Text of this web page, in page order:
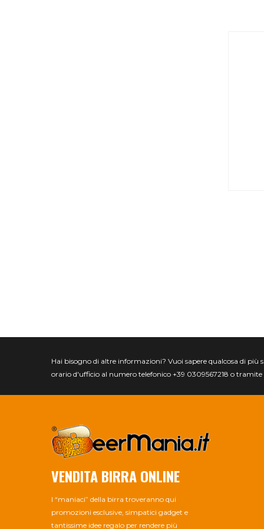
Hai bisogno di altre informazioni? Vuoi sapere qualcosa di più
orario d'ufficio al numero telefonico +39 0309567218 o
VENDITA BIRRA ONLINE
I “maniaci” della birra troveranno qui
promozioni esclusive, simpatici gadget e
tantissime idee regalo per rendere più